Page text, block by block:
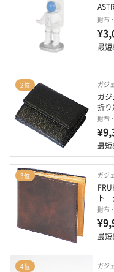
財布
最短
2位 ガジ
ガ
折り
財布
最短
3位 ガジ
ト
財布
最短
4位 ガジ